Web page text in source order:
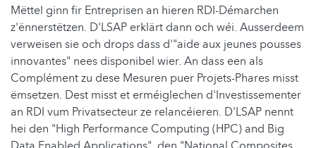
Mëttel ginn fir Entreprisen an hieren RDI-Démarchen
z'ënnerstëtzen. D'LSAP erklärt dann och wéi. Ausserdeem
verweisen sie och drops dass d'"aide aux jeunes pousses
innovantes" nees disponibel wier. An dass een als
Complément zu dese Mesuren puer Projets-Phares misst
ëmsetzen. Dest misst et erméiglechen d'Investissementer
an RDI vum Privatsecteur ze relancéieren. D'LSAP nennt
hei den "High Performance Computing (HPC) and Big